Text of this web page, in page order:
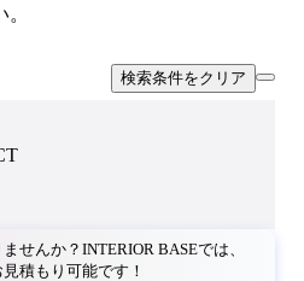
検索条件をクリア
せんか？INTERIOR BASEでは、
積もり可能です！